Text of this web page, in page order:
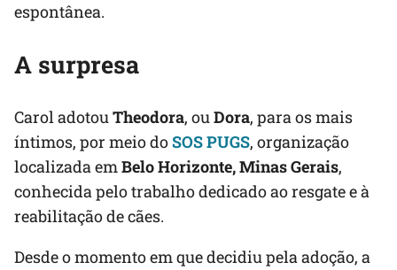
espontânea.
A surpresa
Carol adotouTheodora, ouDora, para os mais
íntimos, por meio doSOS PUGS, organização
localizada emBelo Horizonte, Minas Gerais,
conhecida pelo trabalho dedicado ao resgate e à
reabilitação de cães.
Desde o momento em que decidiu pela adoção, a